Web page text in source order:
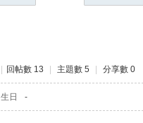
回帖數 13 主題數 5 分享數 0
生日 -